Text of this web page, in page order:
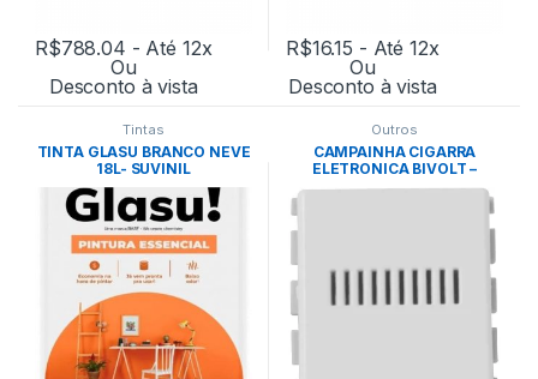
R$788.04 - Até 12x
Ou
Desconto à vista
R$16.15 - Até 12x
Ou
Desconto à vista
Tintas
TINTA GLASU BRANCO NEVE
18L- SUVINIL
Outros
CAMPAINHA CIGARRA
ELETRONICA BIVOLT –
TRAMONTINA